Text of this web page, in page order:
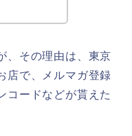
、その理由は、東京
店で、メルマガ登録
コードなどが貰えた